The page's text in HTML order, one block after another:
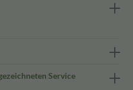
Service